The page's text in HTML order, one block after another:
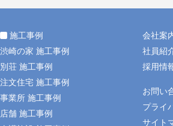
施工事例
渋崎の家 施工事例
別荘 施工事例
注文住宅 施工事例
事業所 施工事例
店舗 施工事例
会社案
社員紹
採用情
お問い
プライ
サイト